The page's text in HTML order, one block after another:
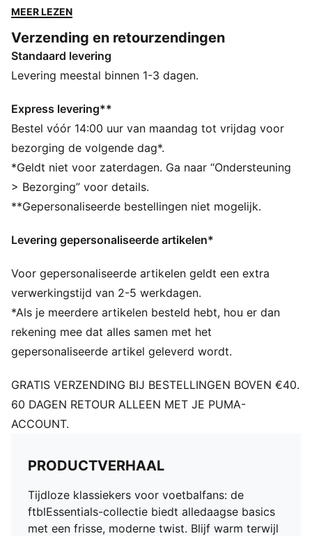
clubtrots toont in een beanie met een Manchester
ALLE INS EN OUTS
Gemaakt van minstens 30% gerecyclede materialen
DETAILS
Geribbeld breisel
Omgeslagen rand
Clubembleemlabel geweven op de rand
Fleece voering
Kenmerkende PUMA-ontwerpelementen
MEER LEZEN
Verzending en retourzendingen
Standaard levering
Levering meestal binnen 1-3 dagen.
Express levering**
Bestel vóór 14:00 uur van maandag tot vrijdag voor
bezorging de volgende dag*.
*Geldt niet voor zaterdagen. Ga naar “Ondersteuning
> Bezorging” voor details.
**Gepersonaliseerde bestellingen niet mogelijk.
Levering gepersonaliseerde artikelen*
Voor gepersonaliseerde artikelen geldt een extra
verwerkingstijd van 2-5 werkdagen.
*Als je meerdere artikelen besteld hebt, hou er dan
rekening mee dat alles samen met het
gepersonaliseerde artikel geleverd wordt.
GRATIS VERZENDING BIJ BESTELLINGEN BOVEN €40.
60 DAGEN RETOUR ALLEEN MET JE PUMA-
ACCOUNT.
PRODUCTVERHAAL
Tijdloze klassiekers voor voetbalfans: de
ftblEssentials-collectie biedt alledaagse basics
met een frisse, moderne twist. Blijf warm terwijl